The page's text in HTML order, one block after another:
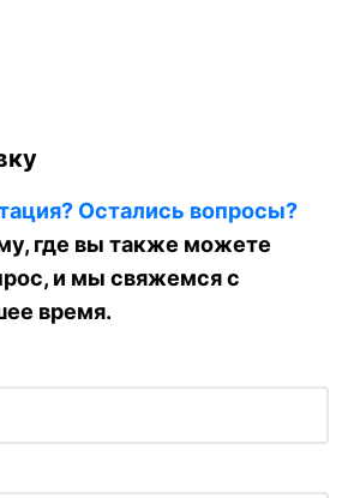
Остались вопросы?
где вы также можете
и мы свяжемся с
время.